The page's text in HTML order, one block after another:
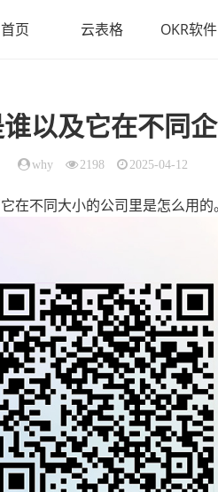
首页 云表格 OKR软件
以及它在不同
why 2198 2025-04-12
在不同大小的公司里是怎么用的